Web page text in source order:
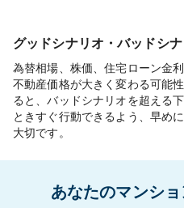
グッドシナリオ・バッドシ
為替相場、株価、住宅ローン金
不動産価格が大きく変わる可能
ると、バッドシナリオを超える
ときすぐ行動できるよう、早め
大切です。
あなたのマンシ